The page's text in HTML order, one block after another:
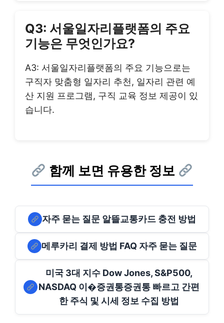
Q3: 서울일자리플랫폼의 주요
기능은 무엇인가요?
A3: 서울일자리플랫폼의 주요 기능으로는
구직자 맞춤형 일자리 추천, 일자리 관련 예
산 지원 프로그램, 구직 교육 정보 제공이 있
습니다.
함께 보면 유용한 정보
자주 묻는 질문 알뜰교통카드 충전 방법
메루카리 결제 방법 FAQ 자주 묻는 질문
미국 3대 지수 Dow Jones, S&P500,
NASDAQ 이�증권통증권통 빠르고 간편
한 주식 및 시세 정보 수집 방법